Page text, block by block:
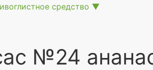
средство ▼
№24